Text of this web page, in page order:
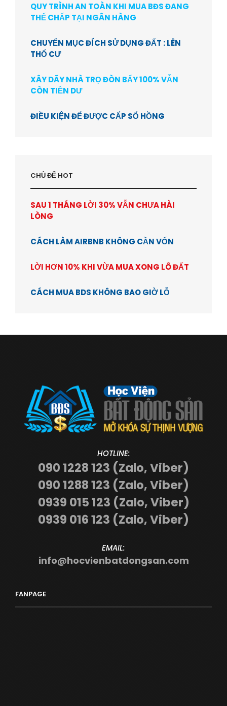
QUY TRÌNH AN TOÀN KHI MUA BĐS ĐANG
THẾ CHẤP TẠI NGÂN HÀNG
CHUYỂN MỤC ĐÍCH SỬ DỤNG ĐẤT : LÊN
THỔ CƯ
XÂY DÃY NHÀ TRỌ ĐÒN BẨY 100% VẪN
CÒN TIỀN DƯ
ĐIỀU KIỆN ĐỂ ĐƯỢC CẤP SỔ HỒNG
CHỦ ĐỂ HOT
SAU 1 THÁNG LỜI 30% VẪN CHƯA HÀI
LÒNG
CÁCH LÀM AIRBNB KHÔNG CẦN VỐN
LỜI HƠN 10% KHI VỪA MUA XONG LÔ ĐẤT
CÁCH MUA BDS KHÔNG BAO GIỜ LỖ
HOTLINE:
090 1228 123 (Zalo, Viber)
090 1288 123 (Zalo, Viber)
0939 015 123 (Zalo, Viber)
0939 016 123 (Zalo, Viber)
EMAIL:
info@hocvienbatdongsan.com
FANPAGE